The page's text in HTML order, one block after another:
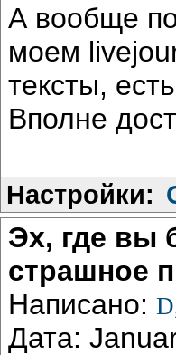
А вообще
моем
тексты,
Вполне
Настройки:
Эх, где вы
страшное
Написано:
Дата: